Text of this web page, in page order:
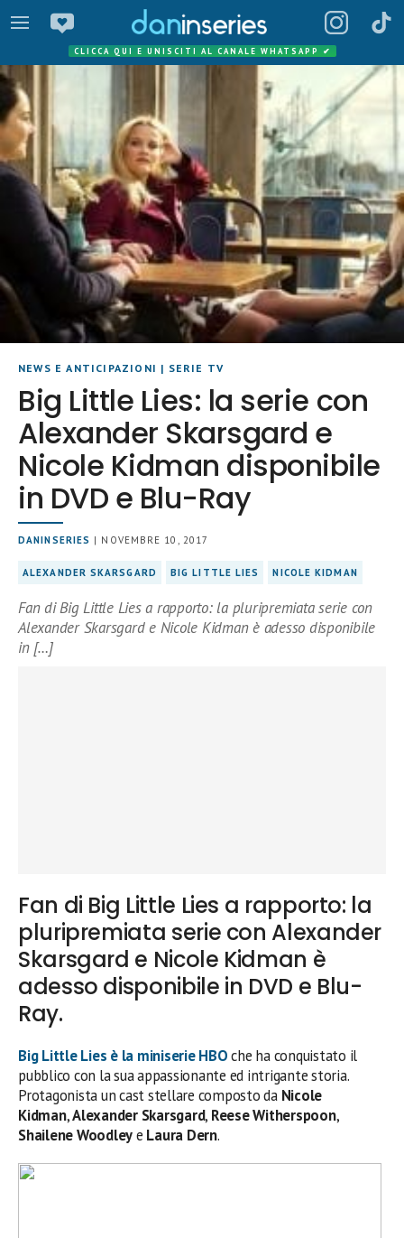
CLICCA QUI E UNISCITI AL CANALE WHATSAPP ✔
NEWS E ANTICIPAZIONI | SERIE TV
Big Little Lies: la serie con
Alexander Skarsgard e
Nicole Kidman disponibile
in DVD e Blu-Ray
DANINSERIES | NOVEMBRE 10, 2017
ALEXANDER SKARSGARD BIG LITTLE LIES NICOLE KIDMAN
Fan di Big Little Lies a rapporto: la pluripremiata serie con
Alexander Skarsgard e Nicole Kidman è adesso disponibile
in […]
Fan di Big Little Lies a rapporto: la
pluripremiata serie con Alexander
Skarsgard e Nicole Kidman è
adesso disponibile in DVD e Blu-
Ray.
Big Little Lies è la miniserie HBOche ha conquistato il
pubblico con la sua appassionante ed intrigante storia.
Protagonista un cast stellare composto da Nicole
Kidman,Alexander Skarsgard, Reese Witherspoon,
Shailene Woodleye Laura Dern.